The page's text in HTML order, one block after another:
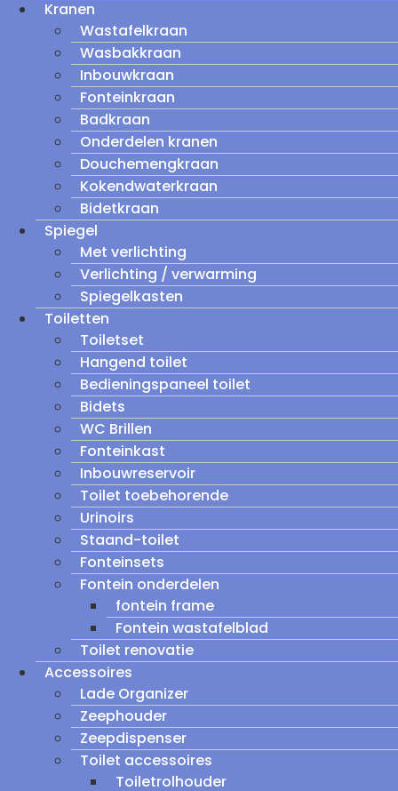
Kranen
Wastafelkraan
Wasbakkraan
Inbouwkraan
Fonteinkraan
Badkraan
Onderdelen kranen
Douchemengkraan
Kokendwaterkraan
Bidetkraan
Spiegel
Met verlichting
Verlichting / verwarming
Spiegelkasten
Toiletten
Toiletset
Hangend toilet
Bedieningspaneel toilet
Bidets
WC Brillen
Fonteinkast
Inbouwreservoir
Toilet toebehorende
Urinoirs
Staand-toilet
Fonteinsets
Fontein onderdelen
fontein frame
Fontein wastafelblad
Toilet renovatie
Accessoires
Lade Organizer
Zeephouder
Zeepdispenser
Toilet accessoires
Toiletrolhouder